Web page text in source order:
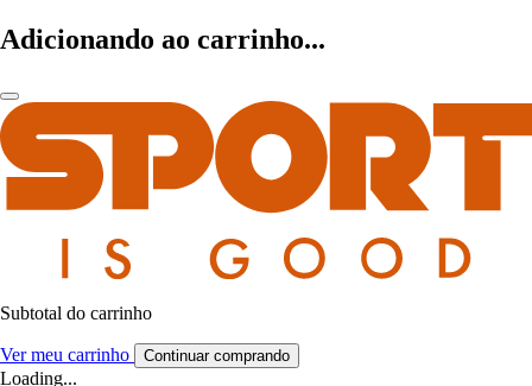
Adicionando ao carrinho...
Subtotal do carrinho
Ver meu carrinho Continuar comprando
Loading...